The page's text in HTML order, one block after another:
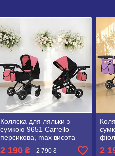
Коляска для ляльки з
сумкою 9651 Carrello
персикова, max висота
перекидної ручки 65 см
2 190₴ 2 790 ₴ 2